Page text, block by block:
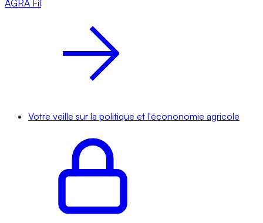
AGRA Fil
Votre veille sur la politique et l'écononomie agricole